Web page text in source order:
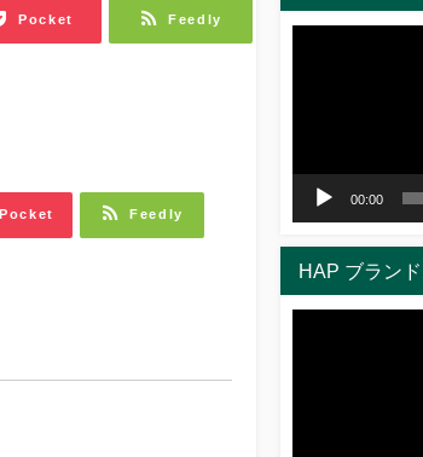
Pocket Feedly
Pocket Feedly
00:00
HAP ブラン